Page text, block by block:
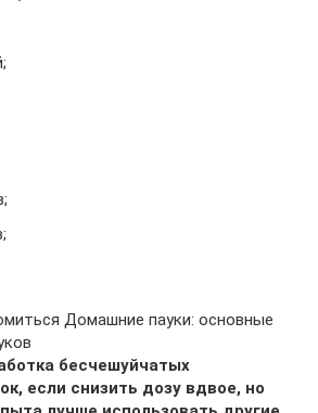
Домашние пауки: основные
бесчешуйчатых
если снизить дозу вдвое, но